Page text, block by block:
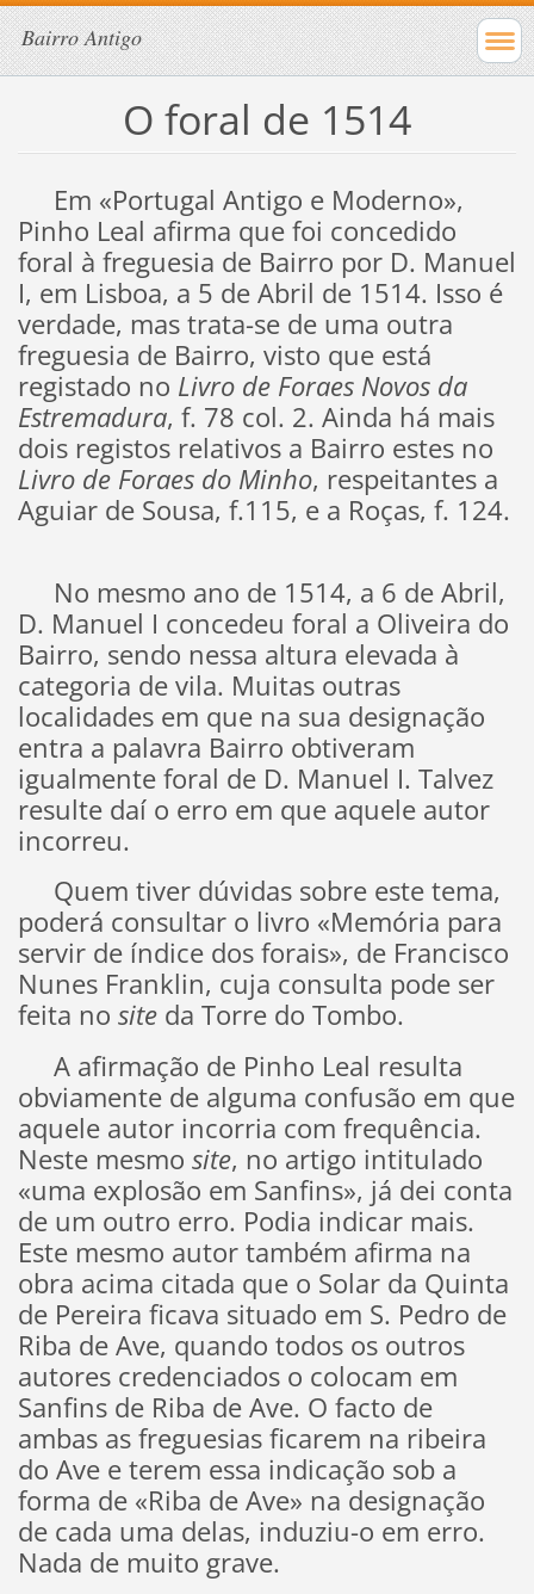
Bairro Antigo
O foral de 1514
Em «Portugal Antigo e Moderno»,
Pinho Leal afirma que foi concedido
foral à freguesia de Bairro por D. Manuel
I, em Lisboa, a 5 de Abril de 1514. Isso é
verdade, mas trata-se de uma outra
freguesia de Bairro, visto que está
registado no Livro de Foraes Novos da
Estremadura, f. 78 col. 2. Ainda há mais
dois registos relativos a Bairro estes no
Livro de Foraes do Minho, respeitantes a
Aguiar de Sousa, f.115, e a Roças, f. 124.
No mesmo ano de 1514, a 6 de Abril,
D. Manuel I concedeu foral a Oliveira do
Bairro, sendo nessa altura elevada à
categoria de vila. Muitas outras
localidades em que na sua designação
entra a palavra Bairro obtiveram
igualmente foral de D. Manuel I. Talvez
resulte daí o erro em que aquele autor
incorreu.
Quem tiver dúvidas sobre este tema,
poderá consultar o livro «Memória para
servir de índice dos forais», de Francisco
Nunes Franklin, cuja consulta pode ser
feita no siteda Torre do Tombo.
A afirmação de Pinho Leal resulta
obviamente de alguma confusão em que
aquele autor incorria com frequência.
Neste mesmo site, no artigo intitulado
«uma explosão em Sanfins», já dei conta
de um outro erro. Podia indicar mais.
Este mesmo autor também afirma na
obra acima citada que o Solar da Quinta
de Pereira ficava situado em S. Pedro de
Riba de Ave, quando todos os outros
autores credenciados o colocam em
Sanfins de Riba de Ave. O facto de
ambas as freguesias ficarem na ribeira
do Ave e terem essa indicação sob a
forma de «Riba de Ave» na designação
de cada uma delas, induziu-o em erro.
Nada de muito grave.